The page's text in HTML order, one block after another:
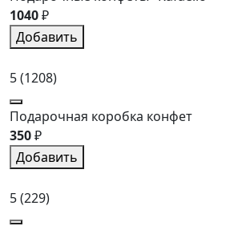
1040₽
Добавить
5(1208)
Подарочная коробка конфет
350₽
Добавить
5(229)